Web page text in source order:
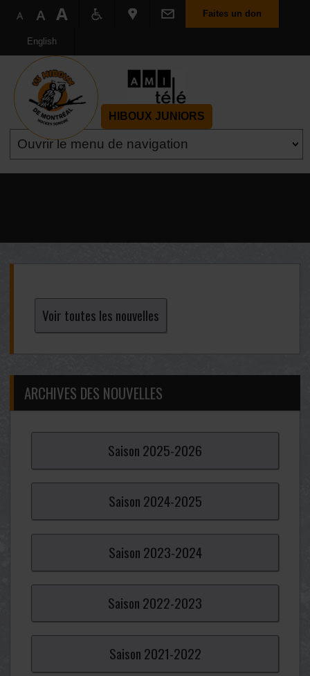
Faites un don
English
HIBOUX JUNIORS
Voir toutes les nouvelles
ARCHIVES DES NOUVELLES
Saison 2025-2026
Saison 2024-2025
Saison 2023-2024
Saison 2022-2023
Saison 2021-2022